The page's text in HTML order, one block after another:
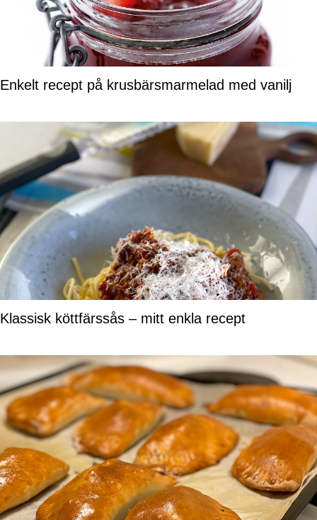
Enkelt recept på krusbärsmarmelad med vanilj
Klassisk köttfärssås – mitt enkla recept